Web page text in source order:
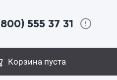
555 37 31
Корзина пуста